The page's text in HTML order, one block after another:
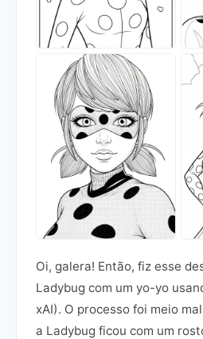
Oi, galera! Então, fiz esse
Ladybug com um yo-yo
xAI). O processo foi meio
a Ladybug ficou com um